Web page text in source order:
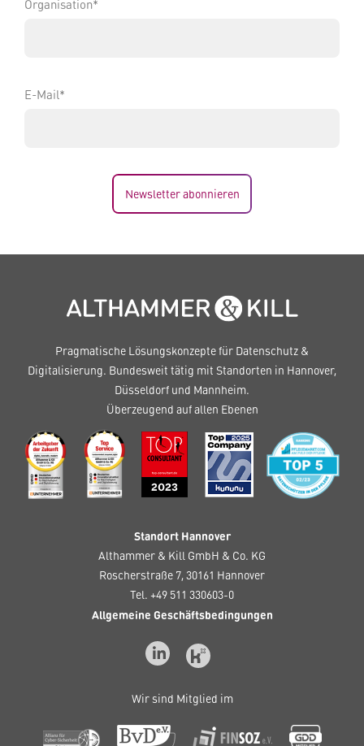
Organisation*
E-Mail*
Newsletter abonnieren
Pragmatische Lösungskonzepte für Datenschutz &
Digitalisierung. Bundesweit tätig mit Standorten in Hannover,
Düsseldorf und Mannheim.
Überzeugend auf allen Ebenen
Standort Hannover
Althammer & Kill GmbH & Co. KG
Roscherstraße 7, 30161 Hannover
Tel. +49 511 330603-0
Allgemeine Geschäftsbedingungen
Wir sind Mitglied im